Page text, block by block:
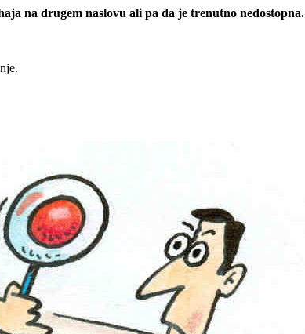
na drugem naslovu ali pa da je trenutno nedostopna.